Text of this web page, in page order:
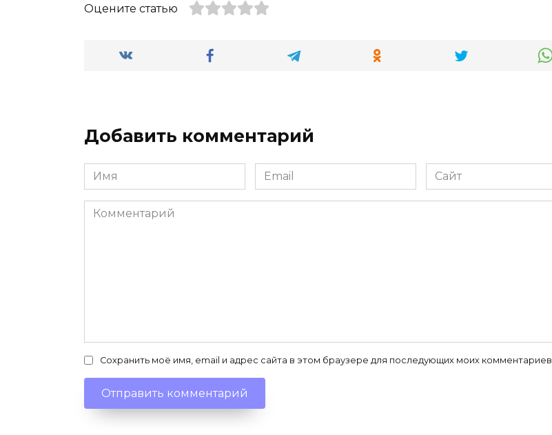
Оцените статью
Добавить комментарий
Имя
*
Email
*
Сайт
Комментарий
Сохранить моё имя, email и адрес сайта в этом браузере для последующих моих комментариев.